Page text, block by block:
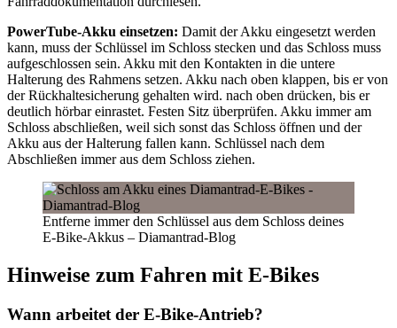
PowerTube-Akku einsetzen: Damit der Akku eingesetzt werden
kann, muss der Schlüssel im Schloss stecken und das Schloss muss
aufgeschlossen sein. Akku mit den Kontakten in die untere
Halterung des Rahmens setzen. Akku nach oben klappen, bis er von
der Rückhaltesicherung gehalten wird. nach oben drücken, bis er
deutlich hörbar einrastet. Festen Sitz überprüfen. Akku immer am
Schloss abschließen, weil sich sonst das Schloss öffnen und der
Akku aus der Halterung fallen kann. Schlüssel nach dem
Abschließen immer aus dem Schloss ziehen.
Entferne immer den Schlüssel aus dem Schloss deines
E-Bike-Akkus – Diamantrad-Blog
Hinweise zum Fahren mit E-Bikes
Wann arbeitet der E-Bike-Antrieb?